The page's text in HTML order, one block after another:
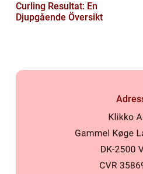
Curling Resultat: En
Djupgående Översikt